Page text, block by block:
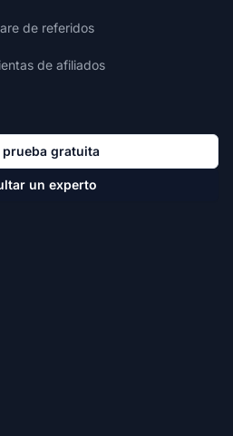
de referidos
de afiliados
gratuita
un experto